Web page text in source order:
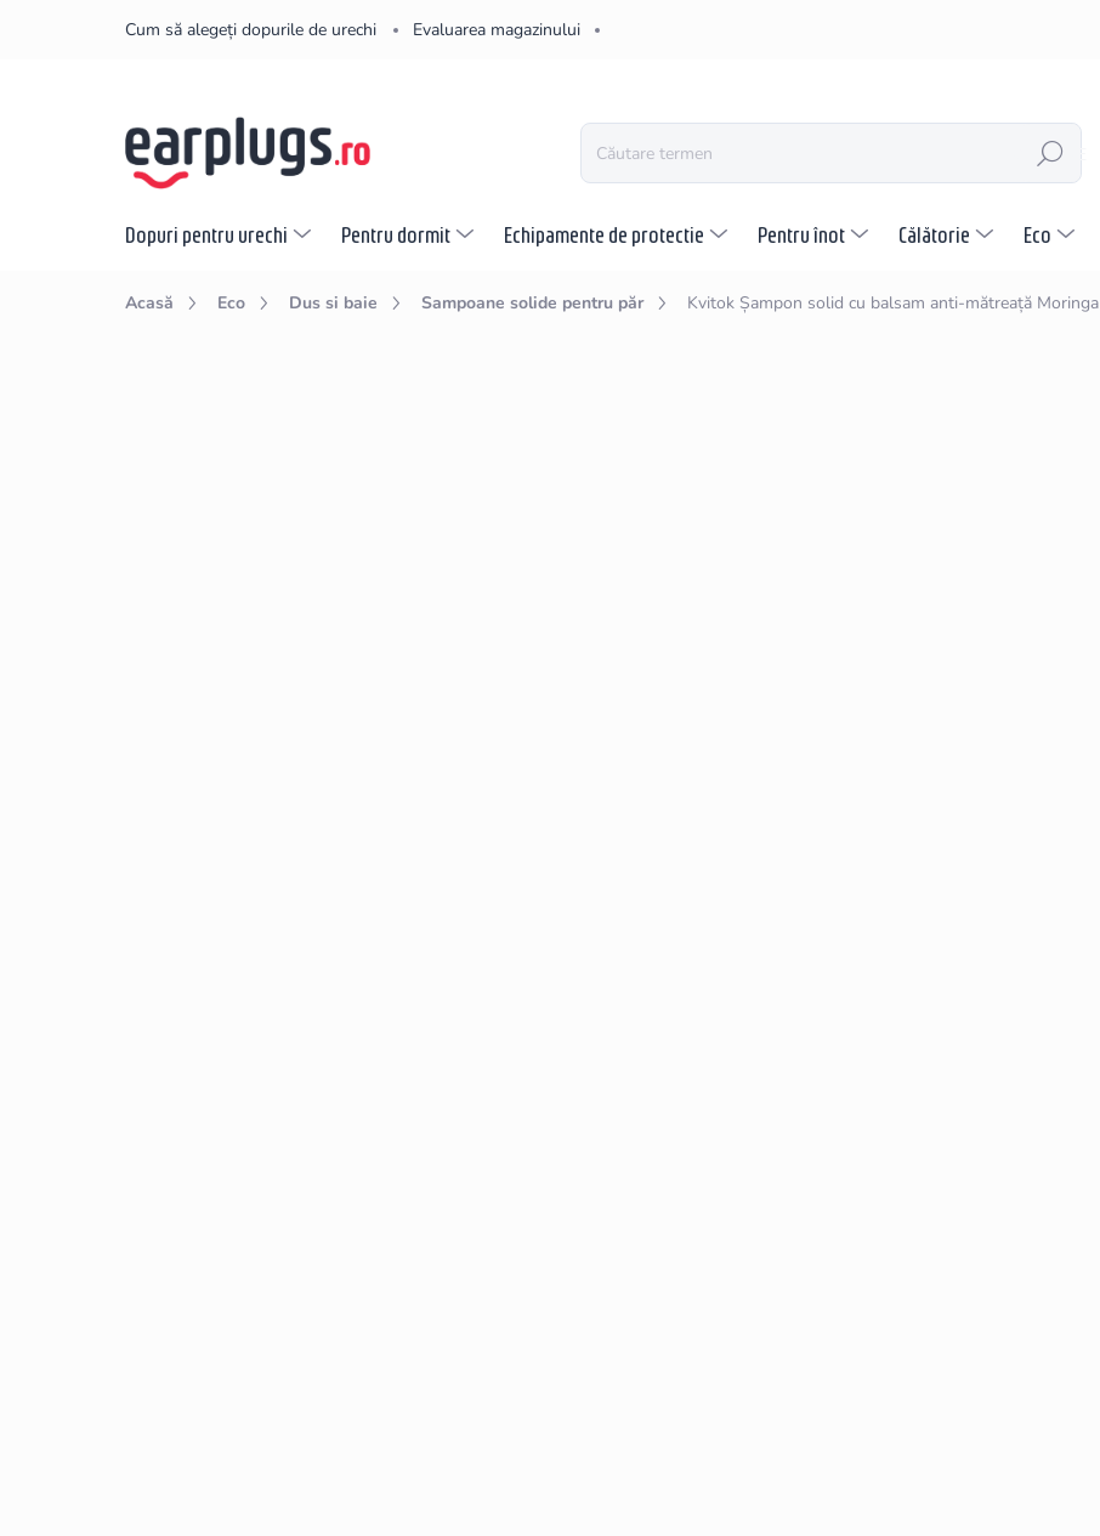
Cum să alegeți dopurile de urechi Evaluarea magazinului
CĂUTARE
Dopuri pentru urechi Pentru dormit Echipamente de protectie Pentru înot Călătorie Eco
Acasă Eco Dus si baie Sampoane solide pentru păr Kvitok Șampon solid cu balsam anti-mătreață Moringa